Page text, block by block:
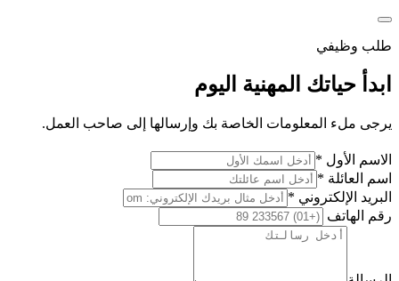
طلب وظيفي
ابدأ حياتك المهنية اليوم
يرجى ملء المعلومات الخاصة بك وإرسالها إلى صاحب العمل.
الاسم الأول *
اسم العائلة *
البريد الإلكتروني *
رقم الهاتف